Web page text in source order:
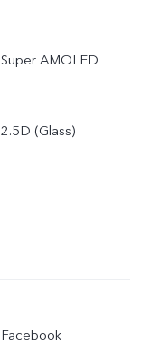
Super AMOLED
2.5D (Glass)
Facebook